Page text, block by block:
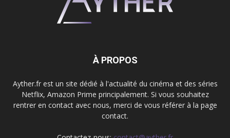
À PROPOS
Ayther.fr est un site dédié à l'actualité du cinéma et des séries
Netflix, Amazon Prime principalement. Si vous souhaitez
rentrer en contact avec nous, merci de vous référer à la page
contact.